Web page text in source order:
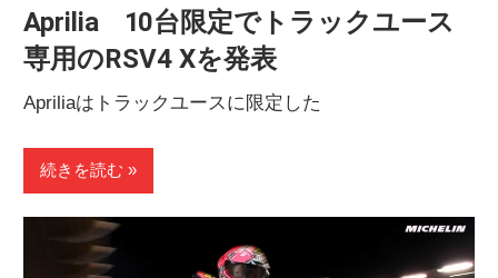
Aprilia 10台限定でトラックユース
専用のRSV4 Xを発表
Apriliaはトラックユースに限定した
続きを読む